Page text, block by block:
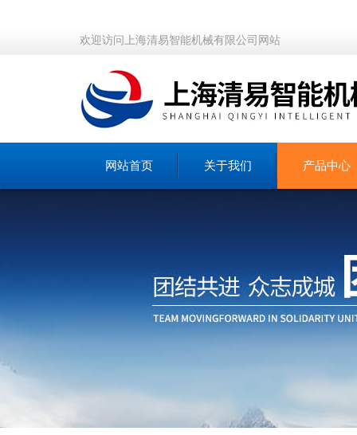
欢迎访问上海清易智能机械有限公司网站
网站首页 关于我们 产品中心